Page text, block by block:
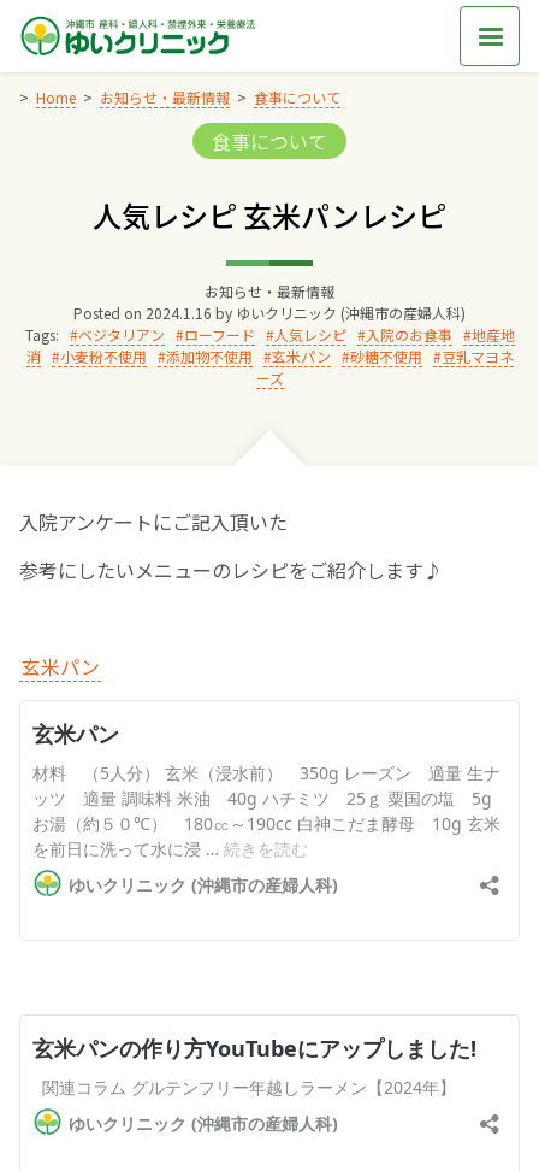
Skip
content
Home お知らせ・最新情報 食事について
Categories:
食事について
人気レシピ 玄米パンレシピ
お知らせ・最新情報
Posted on 2024.1.16 by ゆいクリニック (沖縄市の産婦人科)
Tags:
ベジタリアン ローフード 人気レシピ 入院のお食事
地産地
消
小麦粉不使用 添加物不使用 玄米パン 砂糖不使用
豆乳マヨネ
ーズ
入院アンケートにご記入頂いた
参考にしたいメニューのレシピをご紹介します♪
玄米パン
院長からのごあいさつ
ゆいクリニックの経営理念
診療料金
妊婦健診
お産について
予防接種
その他の診療内容
医師プロフィール
English Page